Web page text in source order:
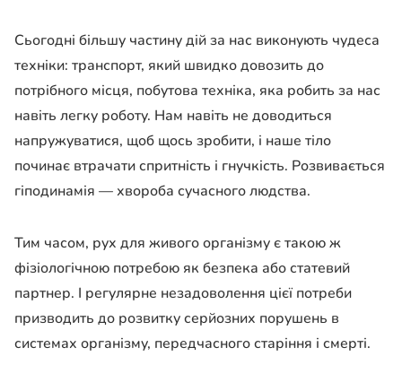
Сьогодні більшу частину дій за нас виконують чудеса
техніки: транспорт, який швидко довозить до
потрібного місця, побутова техніка, яка робить за нас
навіть легку роботу. Нам навіть не доводиться
напружуватися, щоб щось зробити, і наше тіло
починає втрачати спритність і гнучкість. Розвивається
гіподинамія — хвороба сучасного людства.
Тим часом, рух для живого організму є такою ж
фізіологічною потребою як безпека або статевий
партнер. І регулярне незадоволення цієї потреби
призводить до розвитку серйозних порушень в
системах організму, передчасного старіння і смерті.